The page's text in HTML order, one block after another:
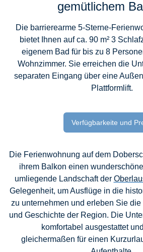
gemütlichem
Die barrierearme 5-Sterne-
bietet Ihnen auf ca. 90 m² 3
eigenem Bad für bis zu 8
Wohnzimmer. Sie erreichen die
separaten Eingang über eine
Plattformlift.
Verfügbarkeite und
Die Ferienwohnung auf dem
ihrem Balkon einen
umliegende Landschaft der
Gelegenheit, um Ausflüge in die
zu unternehmen und erleben Sie
und Geschichte der Region. Die
komfortabel ausgestattet
gleichermaßen für einen